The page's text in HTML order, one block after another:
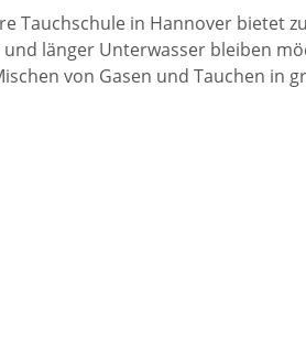
Tauchschule in Hannover bietet
länger Unterwasser bleiben
von Gasen und Tauchen in